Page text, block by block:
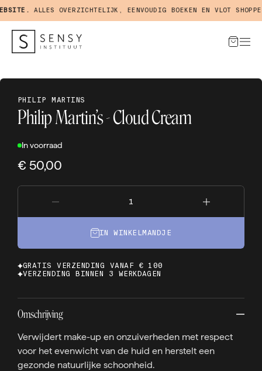
ALLES OVERZICHTELIJK, EENVOUDIG BOEKEN EN VLOT SHOPPEN
PHILIP MARTINS
Philip Martin’s - Cloud Cream
In voorraad
€ 50,00
IN WINKELMANDJE
GRATIS VERZENDING VANAF € 100
VERZENDING BINNEN 3 WERKDAGEN
Omschrijving
Verwijdert make-up en onzuiverheden met respect
voor het evenwicht van de huid en herstelt een
gezonde natuurlijke schoonheid.